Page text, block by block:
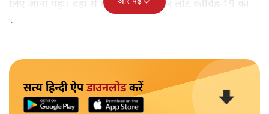
लिए जाना पड़ा। वहाँ से वे अपने साथ लेकर लौटे कोविड-19 का
संक्रमण।
सत्य हिन्दी ऐपडाउनलोडकरें